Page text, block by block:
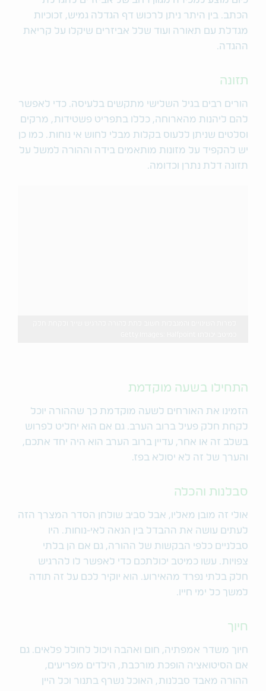
הכתב. בין היתר ניתן לרכוש דף הגדלה גמיש, זכוכיות
מגדלת עם תאורה ועוד שלל אביזרים שיקלו על קריאת
ההגדה.
תזונה
הורים רבים בגיל השלישי מתקשים בלעיסה. כדי לאפשר
להם ליהנות מהארוחה, כללו בתפריט פשטידות, מרקים
וסלטים שניתן ללעוס בקלות מבלי לחוש אי נוחות. כמו כן
יש להקפיד על מזונות מותאמים בידה וההורה למשל על
תזונה דלת נתרן וכדומה.
התחילו בשעה מוקדמת
הזמינו את האורחים לשעה מוקדמת כך שההורה יוכל
לקחת חלק פעיל ברוב הערב. גם אם הוא יחליט לפרוש
בשלב זה או אחר, עדיין ברוב הערב הוא היה יחד אתכם,
והערך של זה לא יסולא בפז.
סבלנות והכלה
אולי זה מובן מאליו, אבל סביב שולחן הסדר המצרך הזה
לעתים עושה את ההבדל בין הנאה לאי-נוחות. היו
סבלניים כלפי הבקשות של ההורה, גם אם הן בלתי
צפויות. עשו כמיטב יכולתכם כדי לאפשר לו להרגיש
חלק בלתי נפרד מהאירוע. הוא יוקיר לכם על זה תודה
למשך כל ימי חייו.
חיוך
חיוך משדר אמפתיה, חום ואהבה ויכול לחולל פלאים. גם
אם הסיטואציה הופכת מורכבת, הילדים מפריעים,
ההורה מאבד סבלנות, האוכל נשרף בתנור וכל היין